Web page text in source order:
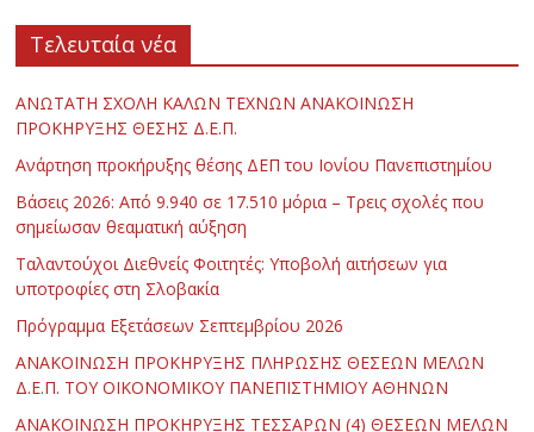
Τελευταία νέα
ΑΝΩΤΑΤΗ ΣΧΟΛΗ ΚΑΛΩΝ ΤΕΧΝΩΝ ΑΝΑΚΟΙΝΩΣΗ
ΠΡΟΚΗΡΥΞΗΣ ΘΕΣΗΣ Δ.Ε.Π.
Ανάρτηση προκήρυξης θέσης ΔΕΠ του Ιονίου Πανεπιστημίου
Βάσεις 2026: Από 9.940 σε 17.510 μόρια – Τρεις σχολές που
σημείωσαν θεαματική αύξηση
Ταλαντούχοι Διεθνείς Φοιτητές: Υποβολή αιτήσεων για
υποτροφίες στη Σλοβακία
Πρόγραμμα Εξετάσεων Σεπτεμβρίου 2026
ΑΝΑΚΟΙΝΩΣΗ ΠΡΟΚΗΡΥΞΗΣ ΠΛΗΡΩΣΗΣ ΘΕΣΕΩΝ ΜΕΛΩΝ
Δ.Ε.Π. ΤΟΥ ΟΙΚΟΝΟΜΙΚΟΥ ΠΑΝΕΠΙΣΤΗΜΙΟΥ ΑΘΗΝΩΝ
ΑΝΑΚΟΙΝΩΣΗ ΠΡΟΚΗΡΥΞΗΣ ΤΕΣΣΑΡΩΝ (4) ΘΕΣΕΩΝ ΜΕΛΩΝ